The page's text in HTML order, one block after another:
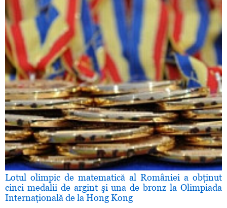
Lotul olimpic de matematică al României a obţinut
cinci medalii de argint şi una de bronz la Olimpiada
Internaţională de la Hong Kong